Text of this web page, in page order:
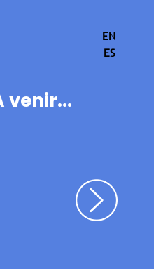
EN
ES
venir...